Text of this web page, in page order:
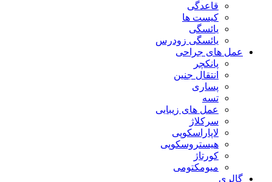
قاعدگی
کیست ها
یائسگی
یائسگی زودرس
عمل های جراحی
پانکچر
انتقال جنین
پساری
تسه
عمل های زیبایی
سرکلاژ
لاپاراسکوپی
هیستروسکوپی
کورتاژ
میومکتومی
گالری